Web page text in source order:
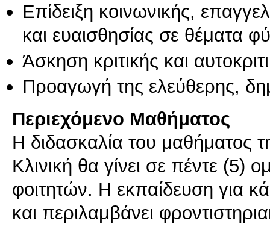
Επίδειξη κοινωνικής,
και ευαισθησίας σε θέματα
Άσκηση κριτικής και
Προαγωγή της ελεύθερης,
Περιεχόμενο Μαθήματος
Η διδασκαλία του μαθήματος
Κλινική θα γίνει σε πέντε (5)
φοιτητών. Η εκπαίδευση για
και περιλαμβάνει